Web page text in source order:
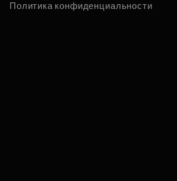
Политика конфиденциальности